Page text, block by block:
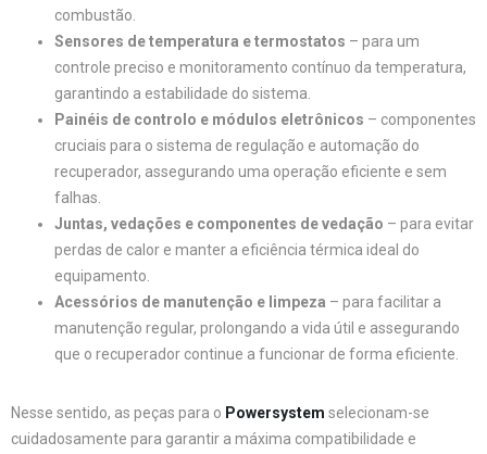
combustão.
Sensores de temperatura e termostatos – para um
controle preciso e monitoramento contínuo da temperatura,
garantindo a estabilidade do sistema.
Painéis de controlo e módulos eletrônicos – componentes
cruciais para o sistema de regulação e automação do
recuperador, assegurando uma operação eficiente e sem
falhas.
Juntas, vedações e componentes de vedação – para evitar
perdas de calor e manter a eficiência térmica ideal do
equipamento.
Acessórios de manutenção e limpeza – para facilitar a
manutenção regular, prolongando a vida útil e assegurando
que o recuperador continue a funcionar de forma eficiente.
Nesse sentido, as peças para o Powersystem selecionam-se
cuidadosamente para garantir a máxima compatibilidade e